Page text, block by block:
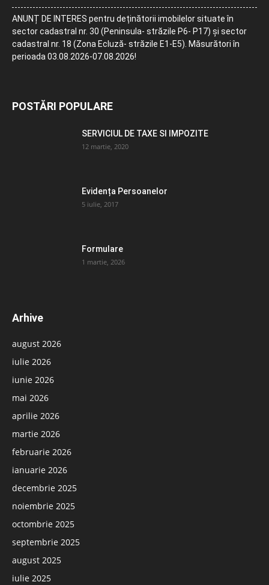
ANUNȚ DE INTERES pentru deținătorii imobilelor situate în
sector cadastral nr. 30 (Peninsula- străzile P6- P17) și sector
cadastral nr. 18 (Zona Ecluză- străzile E1-E5). Măsurători în
perioada 03.08.2026-07.08.2026!
POSTĂRI POPULARE
SERVICIUL DE TAXE SI IMPOZITE
12 martie, 2020
Evidența Persoanelor
5 iulie, 2017
Formulare
1 martie, 2026
Arhive
august 2026
iulie 2026
iunie 2026
mai 2026
aprilie 2026
martie 2026
februarie 2026
ianuarie 2026
decembrie 2025
noiembrie 2025
octombrie 2025
septembrie 2025
august 2025
iulie 2025